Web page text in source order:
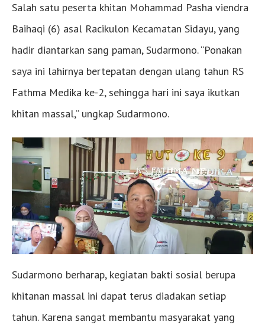
Salah satu peserta khitan Mohammad Pasha viendra
Baihaqi (6) asal Racikulon Kecamatan Sidayu, yang
hadir diantarkan sang paman, Sudarmono. “Ponakan
saya ini lahirnya bertepatan dengan ulang tahun RS
Fathma Medika ke-2, sehingga hari ini saya ikutkan
khitan massal,” ungkap Sudarmono.
Sudarmono berharap, kegiatan bakti sosial berupa
khitanan massal ini dapat terus diadakan setiap
tahun. Karena sangat membantu masyarakat yang